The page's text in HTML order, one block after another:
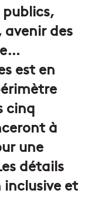
avenir des
est en
cinq
à
une
détails
et